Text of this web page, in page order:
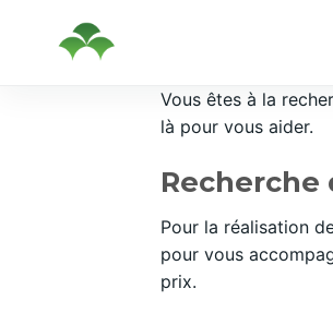
Vous êtes à la
là pour vous aider.
Recherche
Pour la réalisation
pour vous
prix.